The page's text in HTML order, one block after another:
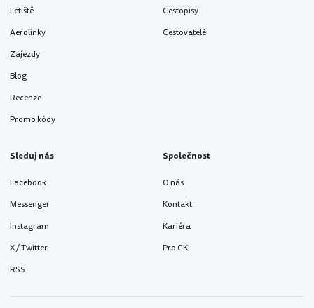
Letiště
Aerolinky
Zájezdy
Blog
Recenze
Promo kódy
Cestopisy
Cestovatelé
Sleduj nás
Facebook
Messenger
Instagram
X / Twitter
RSS
Společnost
O nás
Kontakt
Kariéra
Pro CK